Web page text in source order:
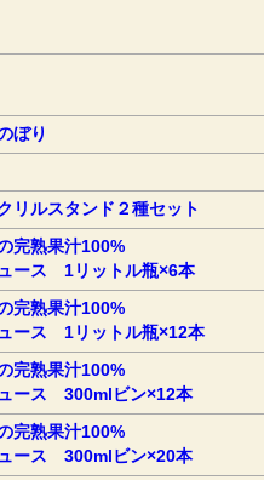
ぼり
リルスタンド２種セット
完熟果汁100%
ース 1リットル瓶×6本
完熟果汁100%
ース 1リットル瓶×12本
完熟果汁100%
ース 300mlビン×12本
完熟果汁100%
ース 300mlビン×20本